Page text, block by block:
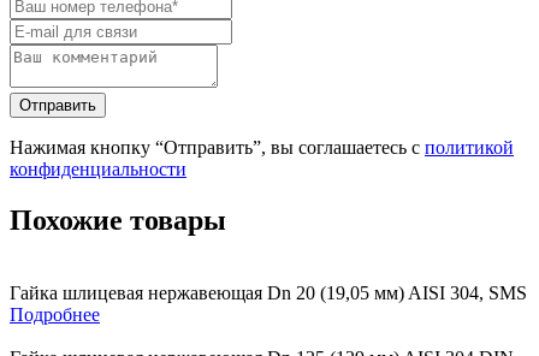
Нажимая кнопку “Отправить”, вы соглашаетесь с политикой
конфиденциальности
Похожие товары
Гайка шлицевая нержавеющая Dn 20 (19,05 мм) AISI 304, SMS
Подробнее